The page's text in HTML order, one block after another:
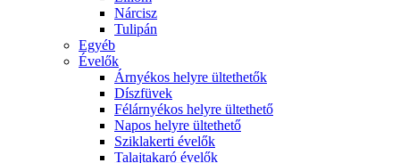
Nárcisz
Tulipán
Egyéb
Évelők
Árnyékos helyre ültethetők
Díszfüvek
Félárnyékos helyre ültethető
Napos helyre ültethető
Sziklakerti évelők
Talajtakaró évelők